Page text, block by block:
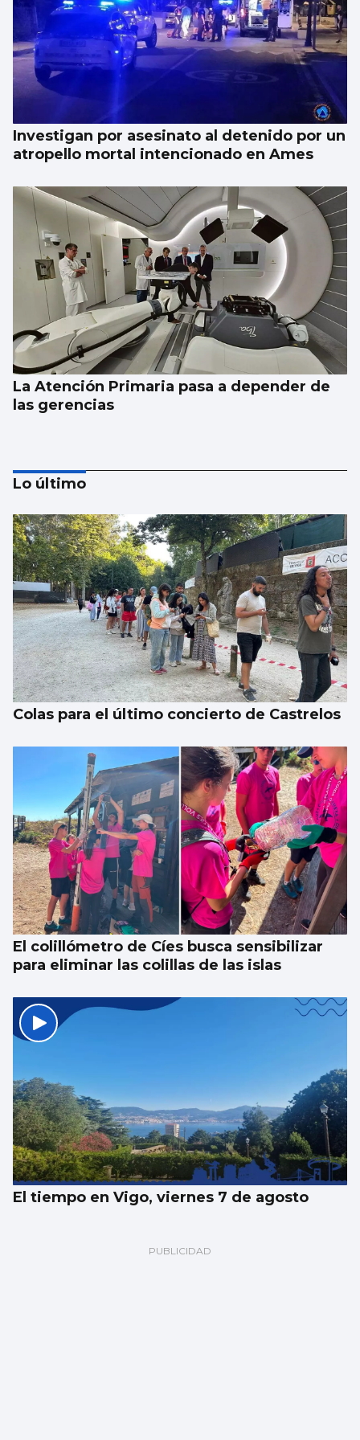
Investigan por asesinato al detenido por un
atropello mortal intencionado en Ames
La Atención Primaria pasa a depender de
las gerencias
SUCESOS
Hospitalizan a una madre de Sada y hallan
muerto a su recién nacido
Lo último
Colas para el último concierto de Castrelos
El colillómetro de Cíes busca sensibilizar
para eliminar las colillas de las islas
El tiempo en Vigo, viernes 7 de agosto